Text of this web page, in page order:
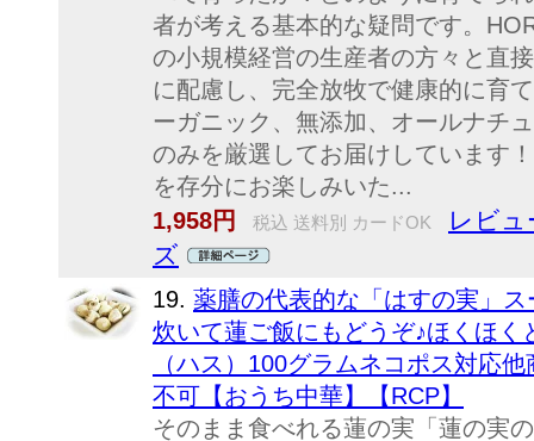
者が考える基本的な疑問です。
の小規模経営の生産者の方々と直
に配慮し、完全放牧で健康的に育
ーガニック、無添加、オールナチ
のみを厳選してお届けしています
を存分にお楽しみいた...
1,958円
税込 送料別 カードOK
レビュ
ズ
19. 薬膳の代表的な「はすの実」
炊いて蓮ご飯にもどうぞ♪ほくほ
（ハス）100グラムネコポス対応
不可【おうち中華】【RCP】
そのまま食べれる蓮の実「蓮の実